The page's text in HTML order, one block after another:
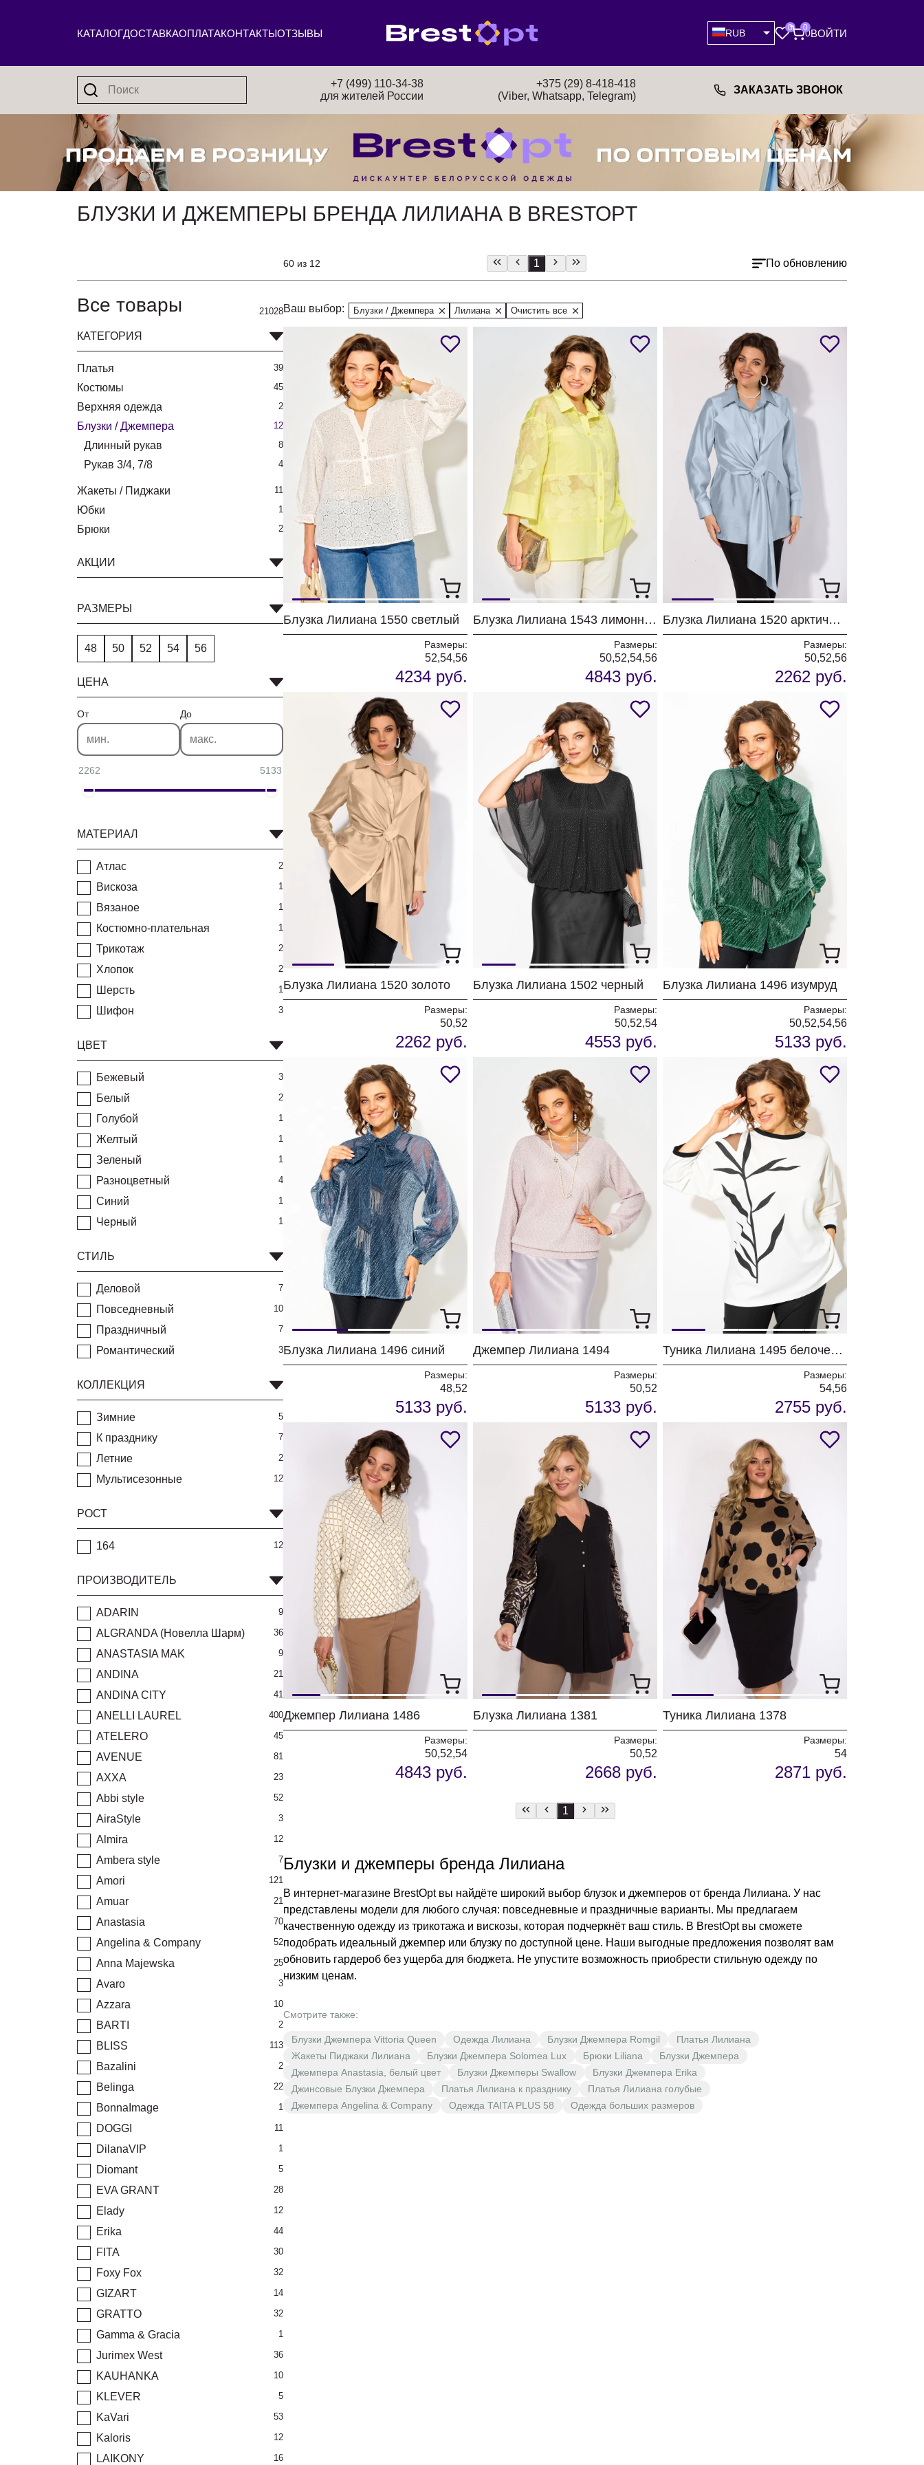
КАТАЛОГДОСТАВКАОПЛАТАКОНТАКТЫОТЗЫВЫ RUB
0 0
0ВОЙТИ
+7 (499) 110-34-38
для жителей России
+375 (29) 8-418-418
(Viber, Whatsapp, Telegram)
ЗАКАЗАТЬ ЗВОНОК
БЛУЗКИ И ДЖЕМПЕРЫ БРЕНДА ЛИЛИАНА В BRESTOPT
60 из 12 По обновлению
1
Все товары 21028
КАТЕГОРИЯ
Платья 39
Костюмы 45
Верхняя одежда 2
Блузки / Джемпера 12
Длинный рукав 8
Рукав 3/4, 7/8 4
Жакеты / Пиджаки 11
Юбки 1
Брюки 2
АКЦИИ
РАЗМЕРЫ
48 50 52 54 56
ЦЕНА
От До
2262 5133
МАТЕРИАЛ
Атлас 2
Вискоза 1
Вязаное 1
Костюмно-плательная 1
Трикотаж 2
Хлопок 2
Шерсть 1
Шифон 3
ЦВЕТ
Бежевый 3
Белый 2
Голубой 1
Желтый 1
Зеленый 1
Разноцветный 4
Синий 1
Черный 1
СТИЛЬ
Деловой 7
Повседневный 10
Праздничный 7
Романтический 3
КОЛЛЕКЦИЯ
Зимние 5
К празднику 7
Летние 2
Мультисезонные 12
РОСТ
164 12
ПРОИЗВОДИТЕЛЬ
ADARIN 9
ALGRANDA (Новелла Шарм) 36
ANASTASIA MAK 9
ANDINA 21
ANDINA CITY 41
ANELLI LAUREL 400
ATELERO 45
AVENUE 81
AXXA 23
Abbi style 52
AiraStyle 3
Almira 12
Ambera style 7
Amori 121
Amuar 21
Anastasia 70
Angelina & Company 52
Anna Majewska 25
Avaro 3
Azzara 10
BARTI 2
BLISS 113
Bazalini 2
Belinga 22
BonnaImage 1
DOGGI 11
DilanaVIP 1
Diomant 5
EVA GRANT 28
Elady 12
Erika 44
FITA 30
Foxy Fox 32
GIZART 14
GRATTO 32
Gamma & Gracia 1
Jurimex West 36
KAUHANKA 10
KLEVER 5
KaVari 53
Kaloris 12
LAIKONY 16
Ваш выбор: Блузки / Джемпера Лилиана Очистить все
Блузка Лилиана 1550 светлый
Размеры:
52,54,56
4234 руб.
Блузка Лилиана 1543 лимонный
Размеры:
50,52,54,56
4843 руб.
Блузка Лилиана 1520 арктический голубой
Размеры:
50,52,56
2262 руб.
Блузка Лилиана 1520 золото
Размеры:
50,52
2262 руб.
Блузка Лилиана 1502 черный
Размеры:
50,52,54
4553 руб.
Блузка Лилиана 1496 изумруд
Размеры:
50,52,54,56
5133 руб.
Блузка Лилиана 1496 синий
Размеры:
48,52
5133 руб.
Джемпер Лилиана 1494
Размеры:
50,52
5133 руб.
Туника Лилиана 1495 белочерный
Размеры:
54,56
2755 руб.
Джемпер Лилиана 1486
Размеры:
50,52,54
4843 руб.
Блузка Лилиана 1381
Размеры:
50,52
2668 руб.
Туника Лилиана 1378
Размеры:
54
2871 руб.
1
Блузки и джемперы бренда Лилиана
В интернет-магазине BrestOpt вы найдёте широкий выбор блузок и джемперов от бренда Лилиана. У нас
представлены модели для любого случая: повседневные и праздничные варианты. Мы предлагаем
качественную одежду из трикотажа и вискозы, которая подчеркнёт ваш стиль. В BrestOpt вы сможете
подобрать идеальный джемпер или блузку по доступной цене. Наши выгодные предложения позволят вам
обновить гардероб без ущерба для бюджета. Не упустите возможность приобрести стильную одежду по
низким ценам.
Смотрите также:
Блузки Джемпера Vittoria Queen Одежда Лилиана Блузки Джемпера Romgil
Платья Лилиана
Жакеты Пиджаки Лилиана
Блузки Джемпера Solomea Lux Брюки Liliana
Блузки Джемпера
Джемпера Anastasia, белый цвет
Блузки Джемперы Swallow
Блузки Джемпера Erika
Джинсовые Блузки Джемпера
Платья Лилиана к празднику
Платья Лилиана голубые
Джемпера Angelina & Company
Одежда TAITA PLUS 58 Одежда больших размеров